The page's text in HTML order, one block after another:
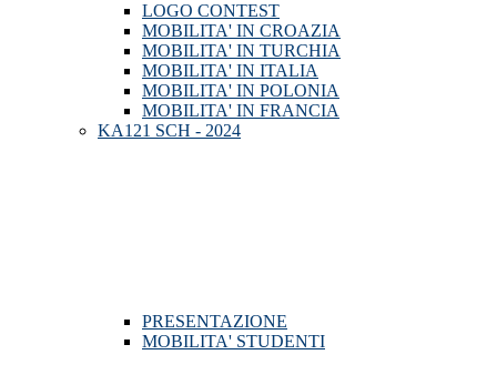
LOGO CONTEST
MOBILITA' IN CROAZIA
MOBILITA' IN TURCHIA
MOBILITA' IN ITALIA
MOBILITA' IN POLONIA
MOBILITA' IN FRANCIA
KA121 SCH - 2024
PRESENTAZIONE
MOBILITA' STUDENTI